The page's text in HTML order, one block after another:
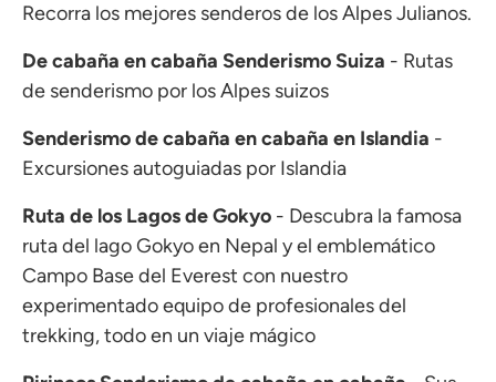
Recorra los mejores senderos de los Alpes Julianos.
De cabaña en cabaña Senderismo Suiza - Rutas
de senderismo por los Alpes suizos
Senderismo de cabaña en cabaña en Islandia -
Excursiones autoguiadas por Islandia
Ruta de los Lagos de Gokyo - Descubra la famosa
ruta del lago Gokyo en Nepal y el emblemático
Campo Base del Everest con nuestro
experimentado equipo de profesionales del
trekking, todo en un viaje mágico